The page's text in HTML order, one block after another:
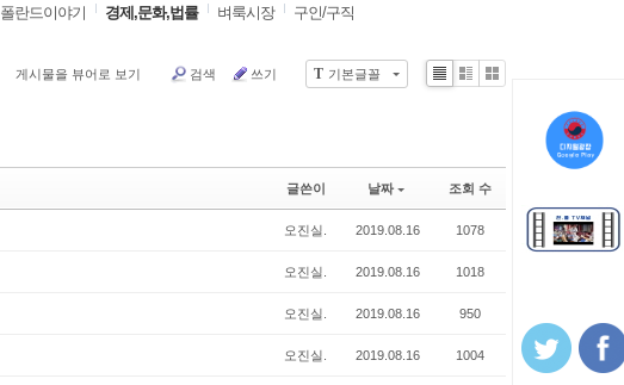
폴란드이야기 경제,문화,법률 벼룩시장 구인/구직
T 기본글꼴
게시물을 뷰어로 보기 검색 쓰기
Li
Zi
G
글쓴이 날짜 조회 수
오진실. 2019.08.16 1078
오진실. 2019.08.16 1018
오진실. 2019.08.16 950
오진실. 2019.08.16 1004